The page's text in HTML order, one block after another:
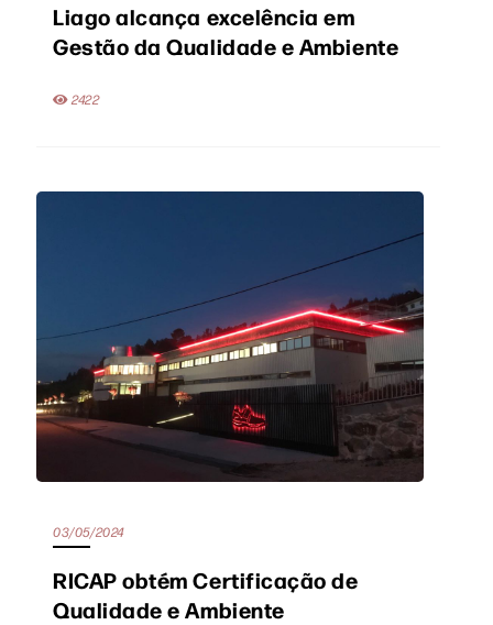
Liago alcança excelência em
Gestão da Qualidade e Ambiente
2422
03/05/2024
RICAP obtém Certificação de
Qualidade e Ambiente